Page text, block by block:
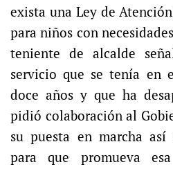
exista una Ley de
para niños con
teniente de alcalde
servicio que se tenía en
doce años y que ha
pidió colaboración al
su puesta en marcha
para que promueva